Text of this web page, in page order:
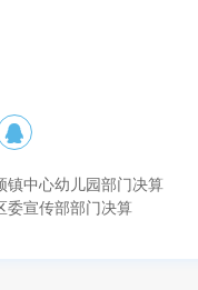
镇中心幼儿园部门决算
委宣传部部门决算